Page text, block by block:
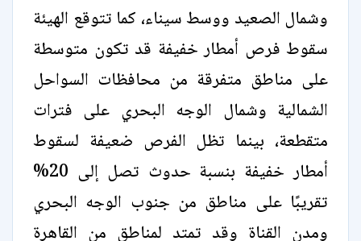
وشمال الصعيد ووسط سيناء، كما تتوقع الهيئة
سقوط فرص أمطار خفيفة قد تكون متوسطة
على مناطق متفرقة من محافظات السواحل
الشمالية وشمال الوجه البحري على فترات
متقطعة، بينما تظل الفرص ضعيفة لسقوط
أمطار خفيفة بنسبة حدوث تصل إلى 20%
تقريبًا على مناطق من جنوب الوجه البحري
ومدن القناة وقد تمتد لمناطق من القاهرة